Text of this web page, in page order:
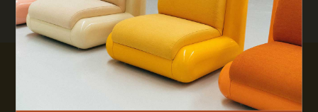
QUE CHERCHEZ-VOUS ?